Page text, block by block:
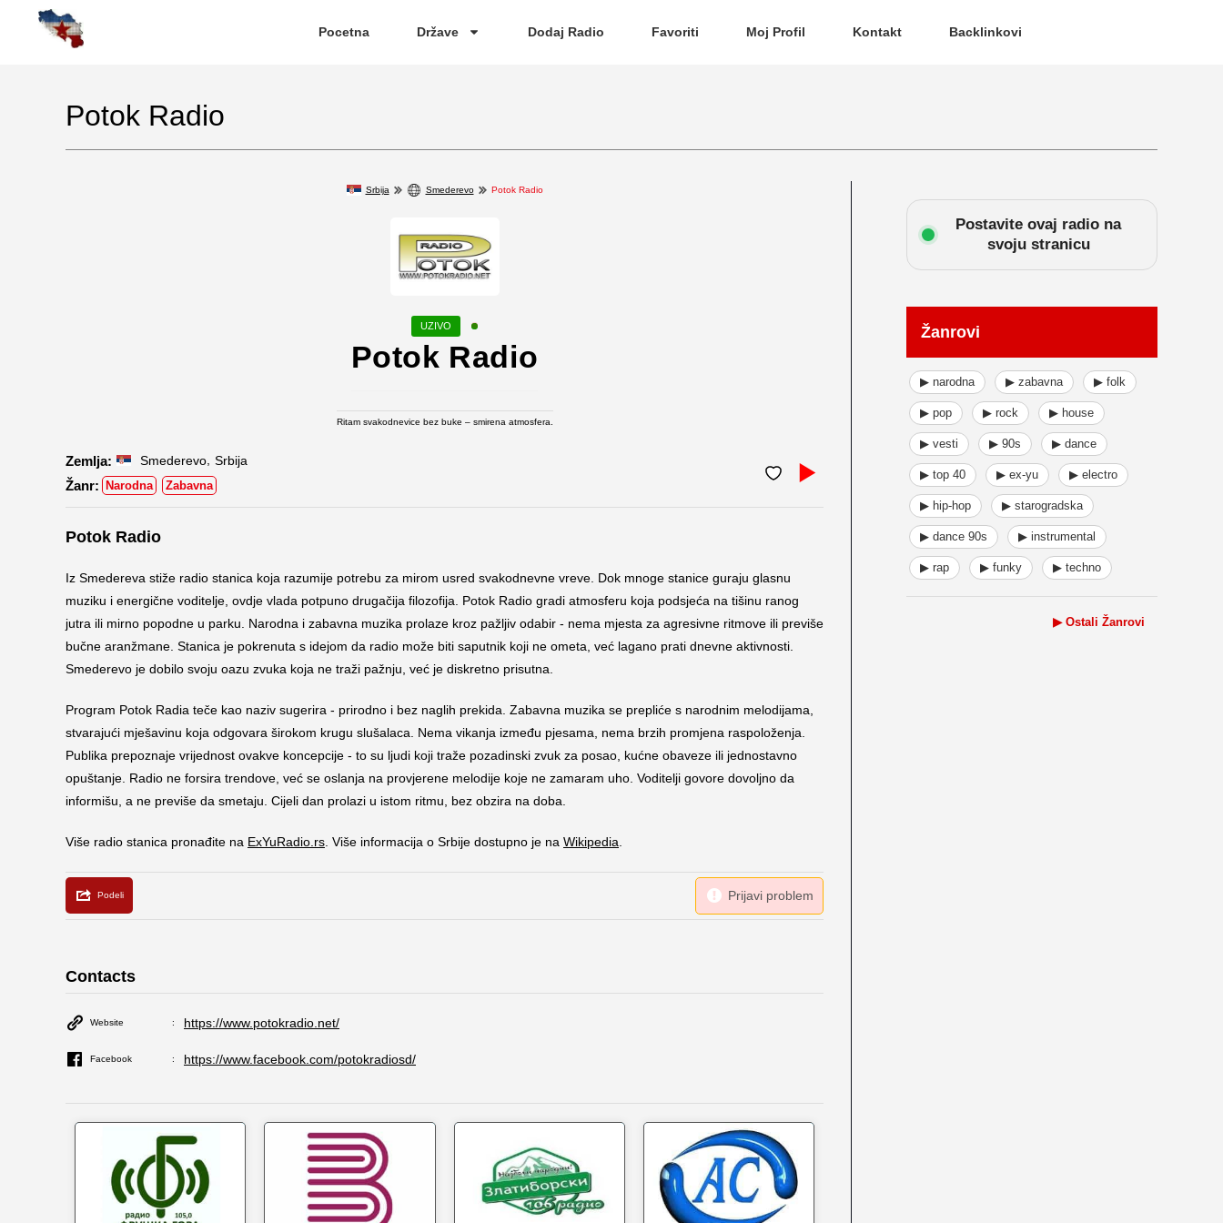
Pocetna Države Dodaj Radio Favoriti Moj Profil Kontakt Backlinkovi
Potok Radio
Srbija Smederevo Potok Radio
Potok Radio
Ritam svakodnevice bez buke – smirena atmosfera.
Smederevo Srbija
Narodna Zabavna
Potok Radio
Iz Smedereva stiže radio stanica koja razumije potrebu za mirom usred svakodnevne vreve. Dok mnoge stanice guraju glasnu
muziku i energične voditelje, ovdje vlada potpuno drugačija filozofija. Potok Radio gradi atmosferu koja podsjeća na tišinu ranog
jutra ili mirno popodne u parku. Narodna i zabavna muzika prolaze kroz pažljiv odabir - nema mjesta za agresivne ritmove ili previše
bučne aranžmane. Stanica je pokrenuta s idejom da radio može biti saputnik koji ne ometa, već lagano prati dnevne aktivnosti.
Smederevo je dobilo svoju oazu zvuka koja ne traži pažnju, već je diskretno prisutna.
Program Potok Radia teče kao naziv sugerira - prirodno i bez naglih prekida. Zabavna muzika se prepliće s narodnim melodijama,
stvarajući mješavinu koja odgovara širokom krugu slušalaca. Nema vikanja između pjesama, nema brzih promjena raspoloženja.
Publika prepoznaje vrijednost ovakve koncepcije - to su ljudi koji traže pozadinski zvuk za posao, kućne obaveze ili jednostavno
opuštanje. Radio ne forsira trendove, već se oslanja na provjerene melodije koje ne zamaram uho. Voditelji govore dovoljno da
informišu, a ne previše da smetaju. Cijeli dan prolazi u istom ritmu, bez obzira na doba.
Više radio stanica pronađite na ExYuRadio.rs . Više informacija o Srbije dostupno je na Wikipedia
Contacts
Website https://www.potokradio.net/
Facebook https://www.facebook.com/potokradiosd/
Postavite ovaj radio na
svoju stranicu
Žanrovi
▶ narodna ▶ zabavna ▶ folk
▶ pop ▶ rock ▶ house
▶ vesti ▶ 90s ▶ dance
▶ top 40 ▶ ex-yu ▶ electro
▶ hip-hop ▶ starogradska
▶ dance 90s ▶ instrumental
▶ rap ▶ funky ▶ techno
▶ Ostali Žanrovi